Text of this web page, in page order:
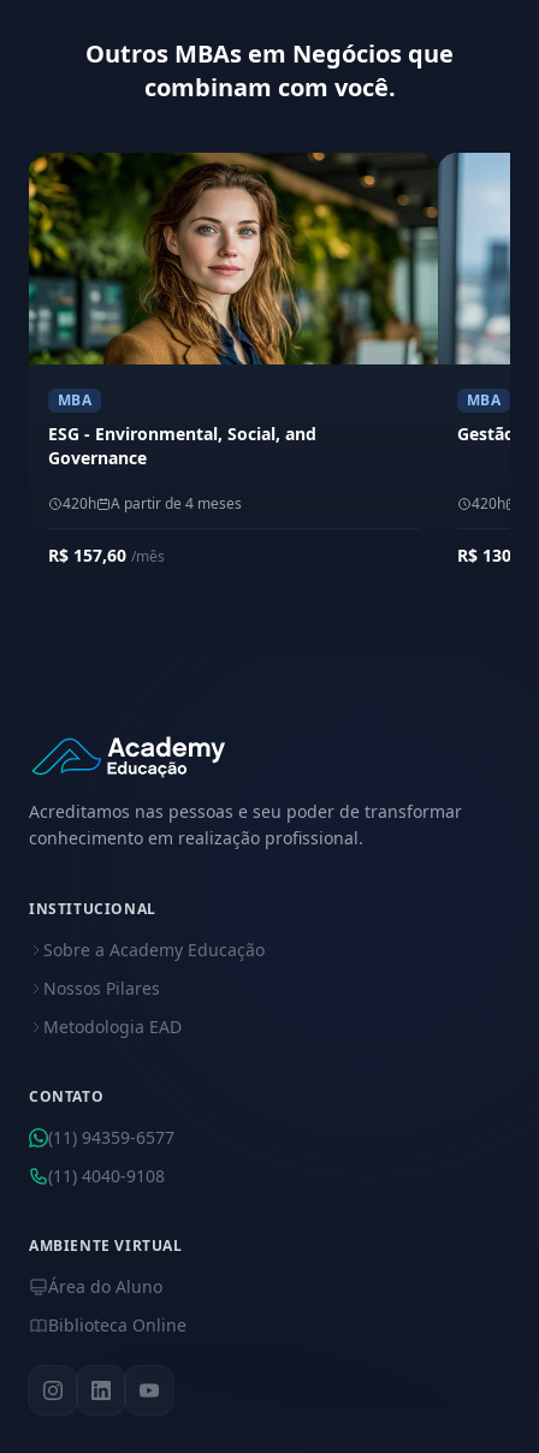
Outros MBAs em Negócios que
combinam com você.
MBA
ESG - Environmental, Social, and
Governance
420h A partir de 4 meses
R$ 157,60 /mês
MBA
Gestão
420h
R$ 130,00
Acreditamos nas pessoas e seu poder de transformar
conhecimento em realização profissional.
INSTITUCIONAL
Sobre a Academy Educação
Nossos Pilares
Metodologia EAD
CONTATO
(11) 94359-6577
(11) 4040-9108
AMBIENTE VIRTUAL
Área do Aluno
Biblioteca Online